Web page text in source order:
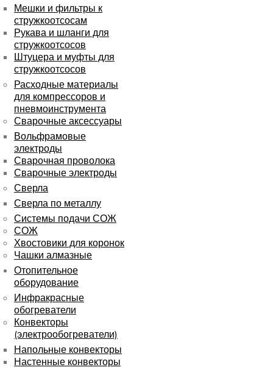
Мешки и фильтры к
стружкоотсосам
Рукава и шланги для
стружкоотсосов
Штуцера и муфты для
стружкоотсосов
Расходные материалы
для компрессоров и
пневмоинструмента
Сварочные аксессуары
Вольфрамовые
электроды
Сварочная проволока
Сварочные электроды
Сверла
Сверла по металлу
Системы подачи СОЖ
СОЖ
Хвостовики для коронок
Чашки алмазные
Отопительное
оборудование
Инфракрасные
обогреватели
Конвекторы
(электрообогреватели)
Напольные конвекторы
Настенные конвекторы